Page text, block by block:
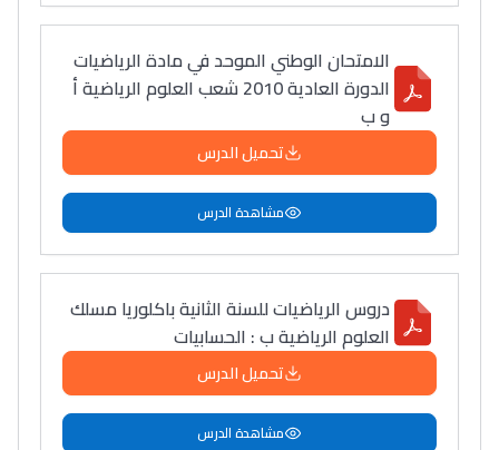
الامتحان الوطني الموحد في مادة الرياضيات
الدورة العادية 2010 شعب العلوم الرياضية أ
و ب
تحميل الدرس
مشاهدة الدرس
دروس الرياضيات للسنة الثانية باكلوريا مسلك
العلوم الرياضية ب : الحسابيات
تحميل الدرس
مشاهدة الدرس